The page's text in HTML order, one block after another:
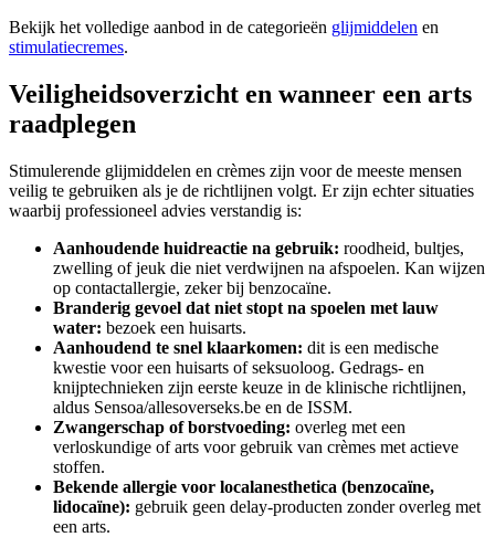
Bekijk het volledige aanbod in de categorieën glijmiddelen en
stimulatiecremes.
Veiligheidsoverzicht en wanneer een arts
raadplegen
Stimulerende glijmiddelen en crèmes zijn voor de meeste mensen
veilig te gebruiken als je de richtlijnen volgt. Er zijn echter situaties
waarbij professioneel advies verstandig is:
Aanhoudende huidreactie na gebruik: roodheid, bultjes,
zwelling of jeuk die niet verdwijnen na afspoelen. Kan wijzen
op contactallergie, zeker bij benzocaïne.
Branderig gevoel dat niet stopt na spoelen met lauw
water: bezoek een huisarts.
Aanhoudend te snel klaarkomen: dit is een medische
kwestie voor een huisarts of seksuoloog. Gedrags- en
knijptechnieken zijn eerste keuze in de klinische richtlijnen,
aldus Sensoa/allesoverseks.be en de ISSM.
Zwangerschap of borstvoeding: overleg met een
verloskundige of arts voor gebruik van crèmes met actieve
stoffen.
Bekende allergie voor localanesthetica (benzocaïne,
lidocaïne): gebruik geen delay-producten zonder overleg met
een arts.